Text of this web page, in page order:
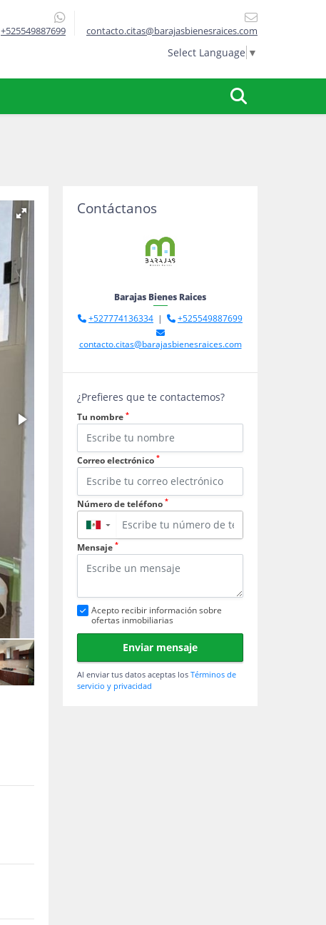
+525549887699 contacto.citas@barajasbienesraices.com
Select Language ▼
Contáctanos
Barajas Bienes Raices
+527774136334 | +525549887699
contacto.citas@barajasbienesraices.com
¿Prefieres que te contactemos?
Tu nombre *
Correo electrónico *
Número de teléfono *
▼
Mensaje *
Acepto recibir información sobre
ofertas inmobiliarias
Enviar mensaje
Al enviar tus datos aceptas los Términos de
servicio y privacidad